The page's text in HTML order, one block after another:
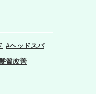
ヘッドスパ
質改善